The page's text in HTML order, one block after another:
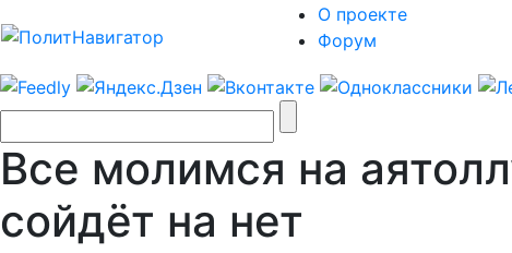
О проекте
Форум
Все молимся на
сойдёт на нет